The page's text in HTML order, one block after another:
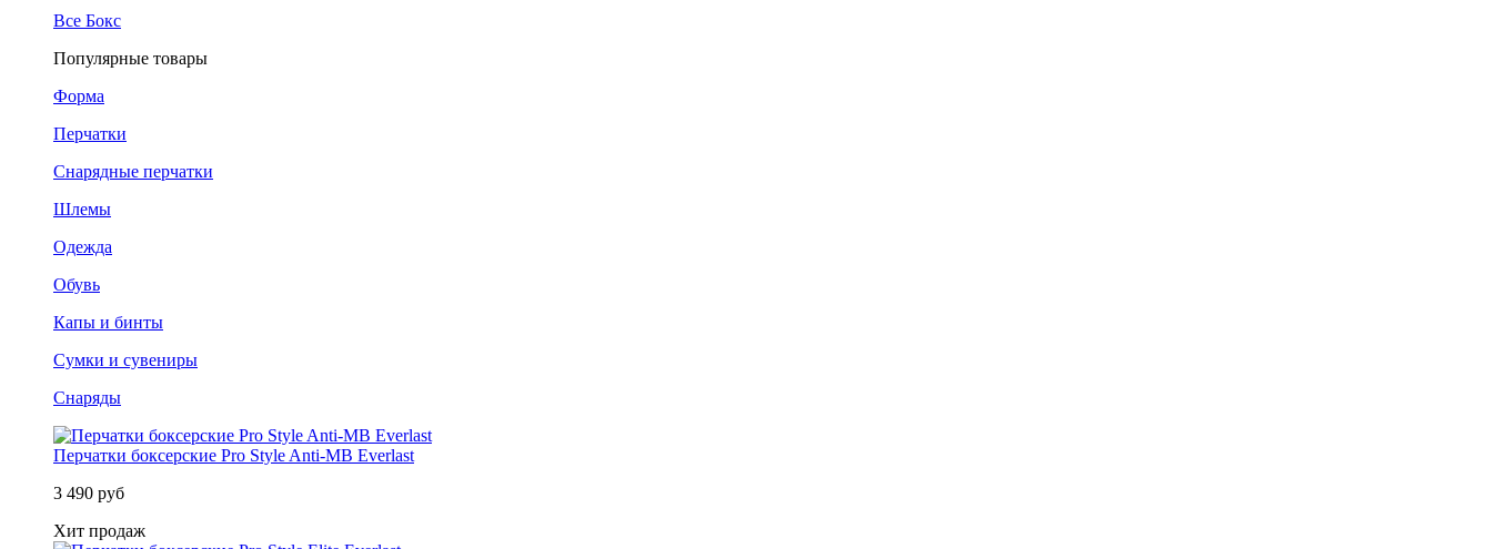
Все Бокс
Популярные товары
Форма
Перчатки
Снарядные перчатки
Шлемы
Одежда
Обувь
Капы и бинты
Сумки и сувениры
Снаряды
Перчатки боксерские Pro Style Anti-MB Everlast
3 490 руб
Хит продаж